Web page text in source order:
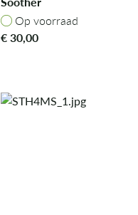
Op voorraad
Op voorraad
€30,00